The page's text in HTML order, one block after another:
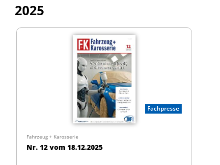
2025
Fachpresse
Fahrzeug + Karosserie
Nr. 12 vom 18.12.2025